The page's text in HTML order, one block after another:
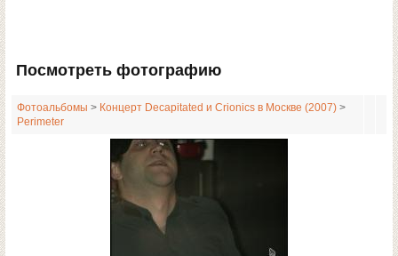
Посмотреть фотографию
Фотоальбомы > Концерт Decapitated и Crionics в Москве (2007) >
Perimeter